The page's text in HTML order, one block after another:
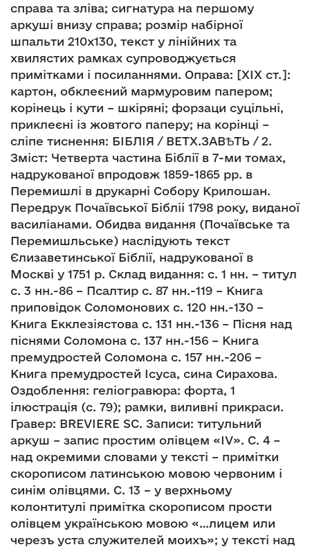
справа та зліва; сигнатура на першому
аркуші внизу справа; розмір набірної
шпальти 210х130, текст у лінійних та
хвилястих рамках супроводжується
примітками і посиланнями. Оправа: [XIX ст.]:
картон, обклеєний мармуровим папером;
корінець і кути – шкіряні; форзаци суцільні,
приклеєні із жовтого паперу; на корінці –
сліпе тиснення: БІБЛІЯ / ВЕТХ.ЗАВѢТЬ / 2.
Зміст: Четверта частина Біблії в 7-ми томах,
надрукованої впродовж 1859-1865 рр. в
Перемишлі в друкарні Собору Крилошан.
Передрук Почаївської Бібліі 1798 року, виданої
василіанами. Обидва видання (Почаївське та
Перемишльське) наслідують текст
Єлизаветинської Біблії, надрукованої в
Москві у 1751 р. Склад видання: с. 1 нн. – титул
с. 3 нн.-86 – Псалтир с. 87 нн.-119 – Книга
приповідок Соломонових с. 120 нн.-130 –
Книга Екклезіястова с. 131 нн.-136 – Пісня над
піснями Соломона с. 137 нн.-156 – Книга
премудростей Соломона с. 157 нн.-206 –
Книга премудростей Ісуса, сина Сирахова.
Оздоблення: геліогравюра: форта, 1
ілюстрація (с. 79); рамки, виливні прикраси.
Гравер: BREVIERE SC. Записи: титульний
аркуш – запис простим олівцем «IV». С. 4 –
над окремими словами у тексті – примітки
скорописом латинською мовою червоним і
синім олівцями. С. 13 – у верхньому
колонтитулі примітка скорописом прости
олівцем українською мовою «…лицем или
черезъ уста служителей моихъ»; у тексті над